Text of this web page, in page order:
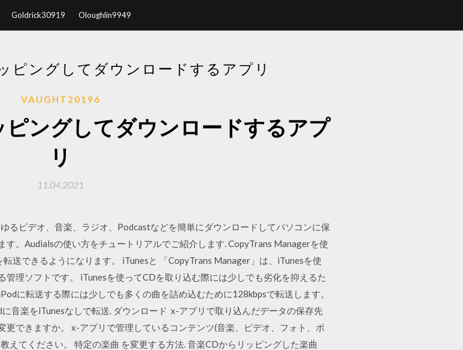
Goldrick30919 Oloughlin9949
ピングしてダウンロードするアプリ
VAUGHT20196
ングしてダウンロードするアプ
リ
11.04.2021
るビデオ、音楽、ラジオ、Podcastなどを簡単にダウンロードしてパソコンに保
。Audialsの使い方をチュートリアルでご紹介します. CopyTrans Managerを使
送できるようになります。 iTunesと 「CopyTrans Manager」は、iTunesを使
理ソフトです。 iTunesを使ってCDを取り込む際には少しでも劣化を抑えるた
に転送する際には少しでも多くの曲を詰め込むために128kbpsで転送します。
音楽をiTunesなしで転送. ダウンロード x-アプリで取り込んだデータの保存先
できますか。 x-アプリで管理しているコンテンツ(音楽、ビデオ、フォト、ポ
えてください。 特定の楽曲 を変更する方法. 音楽CDからリッピングした楽曲